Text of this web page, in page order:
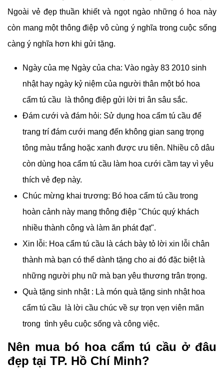
Ngoài vẻ đẹp thuần khiết và ngọt ngào những ó hoa này
còn mang một thông điệp vô cùng ý nghĩa trong cuộc sống
càng ý nghĩa hơn khi gửi tặng.
Ngày của mẹ Ngày của cha: Vào ngày 83 2010 sinh
nhật hay ngày kỷ niệm của người thân một bó hoa
cẩm tú cầu là thông điệp gửi lời tri ân sâu sắc.
Đám cưới và đám hỏi: Sử dụng hoa cẩm tú cầu để
trang trí đám cưới mang đến không gian sang trọng
tông màu trắng hoặc xanh được ưu tiên. Nhiều cô dâu
còn dùng hoa cẩm tú cầu làm hoa cưới cầm tay vì yêu
thích vẻ đẹp này.
Chúc mừng khai trương: Bó hoa cẩm tú cầu trong
hoàn cảnh này mang thông điệp "Chúc quý khách
nhiều thành công và làm ăn phát đạt".
Xin lỗi: Hoa cẩm tú cầu là cách bày tỏ lời xin lỗi chân
thành mà bạn có thể dành tặng cho ai đó đặc biệt là
những người phụ nữ mà bạn yêu thương trân trọng.
Quà tặng sinh nhật : Là món quà tặng sinh nhật hoa
cẩm tú cầu là lời cầu chúc về sự trọn vẹn viên mãn
trong tình yêu cuộc sống và công việc.
Nên mua bó hoa cẩm tú cầu ở đâu
đẹp tại TP. Hồ Chí Minh?